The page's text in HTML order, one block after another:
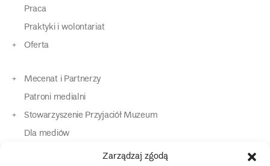
Zarządzaj zgodą
Praca
Praktyki i wolontariat
Oferta
Mecenat i Partnerzy
Patroni medialni
Stowarzyszenie Przyjaciół Muzeum
Dla mediów
Dla osób o specjalnych potrzebach